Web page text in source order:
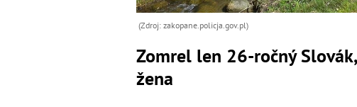
(Zdroj: zakopane.policja.gov.pl)
Zomrel len 26-ročný
žena